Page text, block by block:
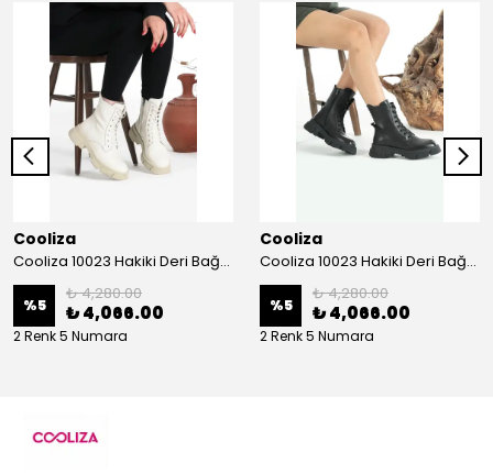
Cooliza
Cooliza 10023 Hakiki Deri Bağcıklı ve Fermuarlı Rahat Kadın Bot Ayakkabı - Ekru
%5
₺ 4,280.00
₺ 4,066.00
2 Renk 5 Numara
Cooliza
Cooliza 10023 Hakiki Deri Bağcıklı ve Fermuarlı Rahat Kadın Bot Ayakkabı - Siyah
%5
₺ 4,280.00
₺ 4,066.00
2 Renk 5 Numara